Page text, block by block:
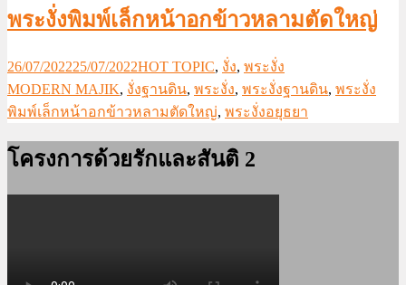
พระงั่งพิมพ์เล็กหน้าอกข้าวหลามตัดใหญ่
26/07/202225/07/2022HOT TOPIC, งั่ง, พระงั่ง
MODERN MAJIK, งั่งฐานดิน, พระงั่ง, พระงั่งฐานดิน, พระงั่ง
พิมพ์เล็กหน้าอกข้าวหลามตัดใหญ่, พระงั่งอยุธยา
โครงการด้วยรักและสันติ 2